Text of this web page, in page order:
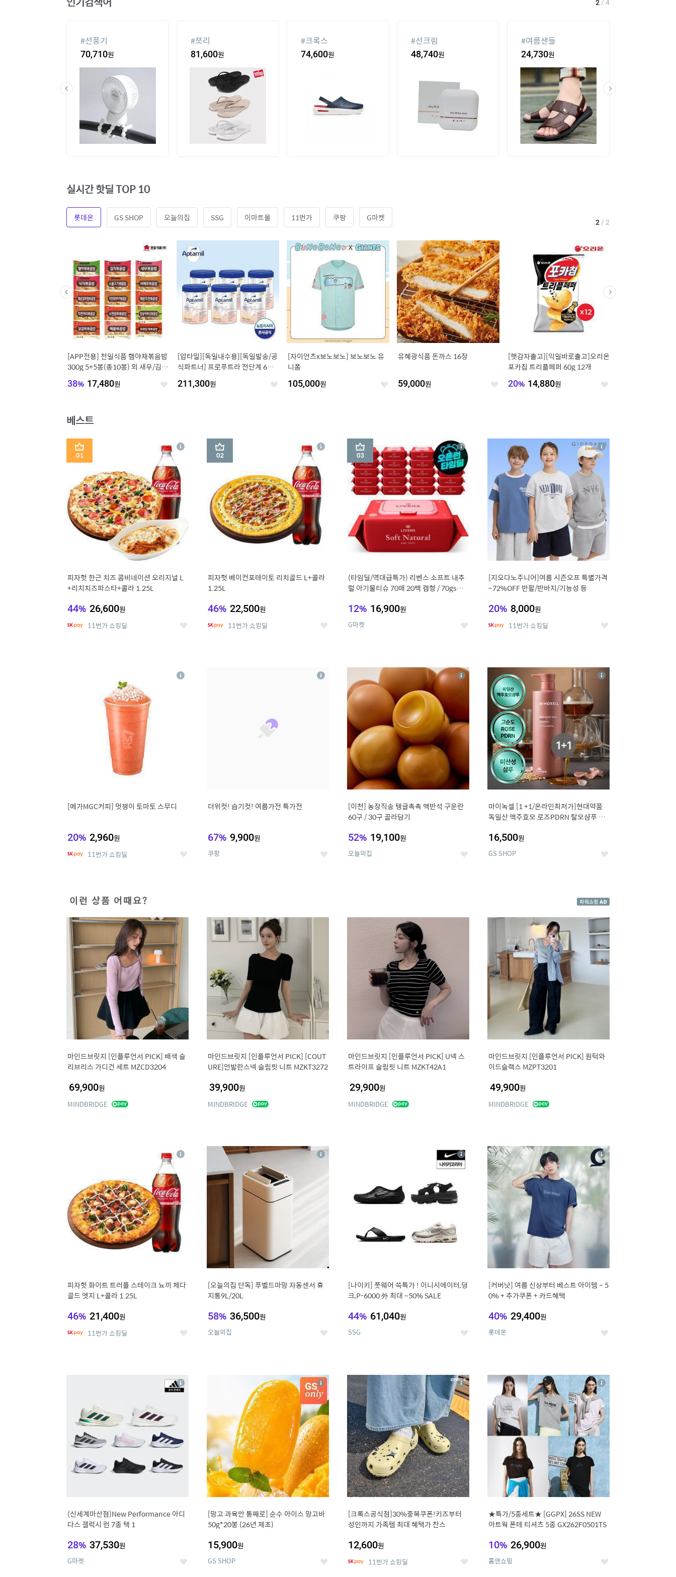
#선풍기
70,710원
#쪼리
81,600원
#크록스
74,600원
#선크림
48,740원
#여름샌들
24,730원
2 / 4
실시간 핫딜 TOP 10
롯데온 GS SHOP 오늘의집 SSG 이마트몰 11번가 쿠팡 G마켓
좋
[APP전용] 천일식품 햄야채볶음밥
300g 5+5봉(총10봉) 외 새우/김
38% 17,480원 좋
[압타밀][독일내수용][독일발송/공
식파트너] 프로푸트라 전단계 6통/
211,300원 좋
[자이언츠x보노보노] 보노보노 유
니폼
105,000원 좋
유혜광식품 돈까스 16장
59,000원 좋
[햇감자출고][익일바로출고]오리온
포카칩 트리플페퍼 60g 12개
20% 14,880원 좋
2 / 2
베스트
1
피자헛 한근 치즈 콤비네이션 오리지널 L
+리치치즈파스타+콜라 1.25L
44% 26,600원
11번가 쇼킹딜 좋
상
2
피자헛 베이컨포테이토 리치골드 L+콜라
1.25L
46% 22,500원
11번가 쇼킹딜 좋
상
3
(타임딜/역대급특가) 리벤스 소프트 내추
럴 아기물티슈 70매 20팩 캡형 / 70gsm
12% 16,900원
G마켓 좋
상
세
4
[지오다노주니어]여름 시즌오프 특별가격
~72%OFF 반팔/반바지/기능성 등
20% 8,000원
11번가 쇼킹딜 좋
상
세
[메가MGC커피] 멋쟁이 토마토 스무디
20% 2,960원
11번가 쇼킹딜 좋
상
더위컷! 습기컷! 여름가전 특가전
67% 9,900원
쿠팡 좋
상
7
[이천] 농장직송 탱글촉촉 맥반석 구운란
60구 / 30구 골라담기
52% 19,100원
오늘의집 좋
상
세
8
마이녹셀 [1 +1/온라인최저가]현대약품
독일산 맥주효모 로즈PDRN 탈모샴푸 대
16,500원
GS SHOP 좋
상
이런 상품 어때요?
마인드브릿지 [인플루언서 PICK] 배색 슬
리브리스 가디건 세트 MZCD3204
69,900원
MINDBRIDGE
마인드브릿지 [인플루언서 PICK] [COUT
URE]언발란스넥 슬림핏 니트 MZKT3272
39,900원
MINDBRIDGE
마인드브릿지 [인플루언서 PICK] U넥 스
트라이프 슬림핏 니트 MZKT42A1
29,900원
MINDBRIDGE
마인드브릿지 [인플루언서 PICK] 원턱와
이드슬랙스 MZPT3201
49,900원
MINDBRIDGE
피자헛 화이트 트러플 스테이크 뇨끼 체다
골드 엣지 L+콜라 1.25L
46% 21,400원
11번가 쇼킹딜 좋
상
10
[오늘의집 단독] 푸벨드마망 자동센서 휴
지통9L/20L
58% 36,500원
오늘의집 좋
상
[나이키] 풋웨어 쓱특가 ! 이니시에이터,덩
크,P-6000 外 최대 ~50% SALE
44% 61,040원
SSG 좋
상
세
12
[커버낫] 여름 신상부터 베스트 아이템 ~ 5
0% + 추가쿠폰 + 카드혜택
40% 29,400원
롯데온 좋
상
세
(신세계마산점)New Performance 아디
다스 갤럭시 런 7종 택 1
28% 37,530원
G마켓 좋
상
세
[망고 과육만 통째로] 순수 아이스 망고바
50g*20봉 (26년 제조)
15,900원
GS SHOP 좋
상
세
15
[크록스공식점]30%중복쿠폰!키즈부터
성인까지 가족템 최대 혜택가 찬스
12,600원
11번가 쇼킹딜 좋
상
세
16
★특가/5종세트★ [GGPX] 26SS NEW
아트웍 폰테 티셔츠 5종 GX262F0501TS
10% 26,900원
홈앤쇼핑 좋
상
세